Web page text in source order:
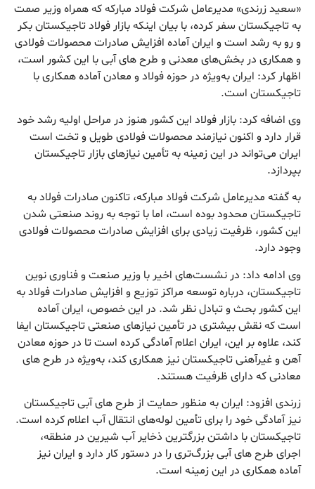
«سعید زرندی» مدیرعامل شرکت فولاد مبارکه که همراه وزیر صمت
به تاجیکستان سفر کرده، با بیان اینکه بازار فولاد تاجیکستان بکر
و رو به رشد است و ایران آماده افزایش صادرات محصولات فولادی
و همکاری در بخش‌های معدنی و طرح های آبی با این کشور است،
اظهار کرد: ایران به‌ویژه در حوزه فولاد و معادن آماده همکاری با
تاجیکستان است.
وی اضافه کرد: بازار فولاد این کشور هنوز در مراحل اولیه رشد خود
قرار دارد و اکنون نیازمند محصولات فولادی طویل و تخت است
ایران می‌تواند در این زمینه به تأمین نیاز‌های بازار تاجیکستان
بپردازد.
به گفته مدیرعامل شرکت فولاد مبارکه، تاکنون صادرات فولاد به
تاجیکستان محدود بوده است، اما با توجه به روند صنعتی شدن
این کشور، ظرفیت زیادی برای افزایش صادرات محصولات فولادی
وجود دارد.
وی ادامه داد: در نشست‌های اخیر با وزیر صنعت و فناوری نوین
تاجیکستان، درباره توسعه مراکز توزیع و افزایش صادرات فولاد به
این کشور بحث و تبادل نظر شد. در این خصوص، ایران آماده
است که نقش بیشتری در تأمین نیاز‌های صنعتی تاجیکستان ایفا
کند، علاوه بر این، ایران اعلام آمادگی کرده است تا در حوزه معادن
آهن و غیرآهنی تاجیکستان نیز همکاری کند، به‌ویژه در طرح های
معادنی که دارای ظرفیت هستند.
زرندی افزود: ایران به منظور حمایت از طرح های آبی تاجیکستان
نیز آمادگی خود را برای تأمین لوله‌های انتقال آب اعلام کرده است.
تاجیکستان با داشتن بزرگترین ذخایر آب شیرین در منطقه،
اجرای طرح های آبی بزرگ‌تری را در دستور کار دارد و ایران نیز
آماده همکاری در این زمینه است.